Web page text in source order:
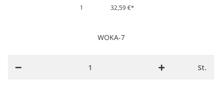
1
32,59 €*
WOKA-7
St.